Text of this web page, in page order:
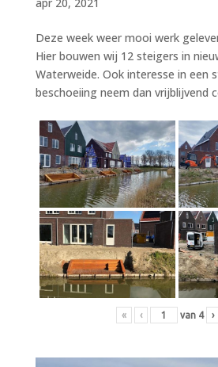
Deze week weer mooi werk
Hier bouwen wij 12 steigers in
Waterweide. Ook interesse in een
beschoeiing neem dan vrijblijvend
« ‹ van 4 ›